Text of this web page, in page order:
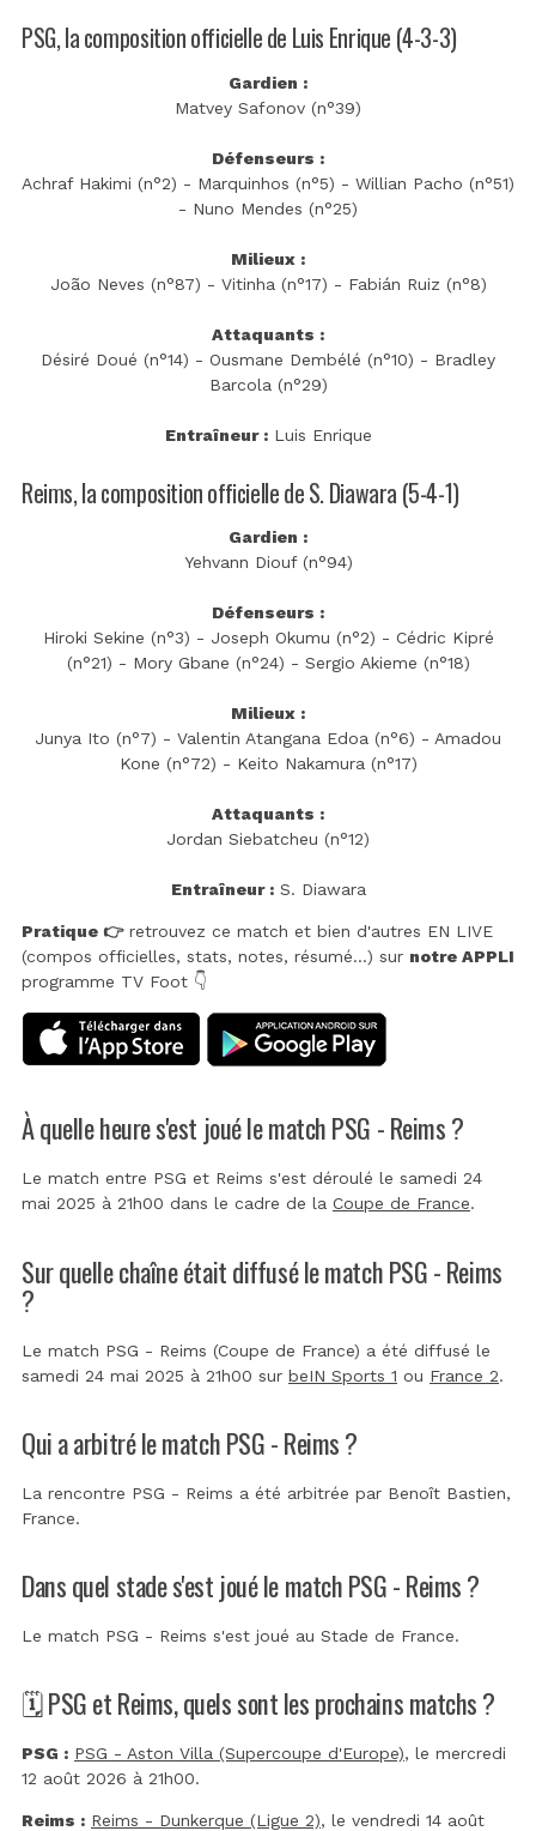
PSG, la composition officielle de Luis Enrique (4-3-3)
Gardien :
Matvey Safonov (n°39)
Défenseurs :
Achraf Hakimi (n°2) - Marquinhos (n°5) - Willian Pacho (n°51)
- Nuno Mendes (n°25)
Milieux :
João Neves (n°87) - Vitinha (n°17) - Fabián Ruiz (n°8)
Attaquants :
Désiré Doué (n°14) - Ousmane Dembélé (n°10) - Bradley
Barcola (n°29)
Entraîneur :Luis Enrique
Reims, la composition officielle de S. Diawara (5-4-1)
Gardien :
Yehvann Diouf (n°94)
Défenseurs :
Hiroki Sekine (n°3) - Joseph Okumu (n°2) - Cédric Kipré
(n°21) - Mory Gbane (n°24) - Sergio Akieme (n°18)
Milieux :
Junya Ito (n°7) - Valentin Atangana Edoa (n°6) - Amadou
Kone (n°72) - Keito Nakamura (n°17)
Attaquants :
Jordan Siebatcheu (n°12)
Entraîneur :S. Diawara
Pratique 👉retrouvez ce match et bien d'autres EN LIVE
(compos officielles, stats, notes, résumé...) sur notre APPLI
programme TV Foot 👇
À quelle heure s'est joué le match PSG - Reims ?
Le match entre PSG et Reims s'est déroulé le samedi 24
mai 2025 à 21h00 dans le cadre de la Coupe de France.
Sur quelle chaîne était diffusé le match PSG - Reims
?
Le match PSG - Reims (Coupe de France) a été diffusé le
samedi 24 mai 2025 à 21h00 sur beIN Sports 1 ou France 2.
Qui a arbitré le match PSG - Reims ?
La rencontre PSG - Reims a été arbitrée par Benoît Bastien,
France.
Dans quel stade s'est joué le match PSG - Reims ?
Le match PSG - Reims s'est joué au Stade de France.
🗓️ PSG et Reims, quels sont les prochains matchs ?
PSG : PSG - Aston Villa (Supercoupe d'Europe), le mercredi
12 août 2026 à 21h00.
Reims : Reims - Dunkerque (Ligue 2), le vendredi 14 août